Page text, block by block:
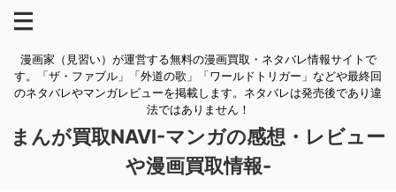
漫画家（見習い）が運営する無料の漫画買取・ネタバレ情報サイトで
す。「ザ・ファブル」「外道の歌」「ワールドトリガー」などや最終回
のネタバレやマンガレビューを掲載します。ネタバレは発売後であり違
法ではありません！
まんが買取NAVI-マンガの感想・レビュー
や漫画買取情報-